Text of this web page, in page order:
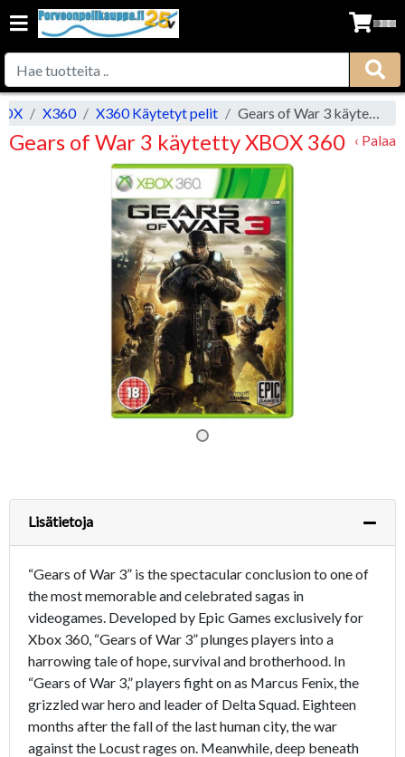
X360 X360 Käytetyt pelit Gears of War 3 käytetty XBOX 360
Gears of War 3 käytetty XBOX 360 ‹ Palaa
Lisätietoja
“Gears of War 3” is the spectacular conclusion to one of
the most memorable and celebrated sagas in
videogames. Developed by Epic Games exclusively for
Xbox 360, “Gears of War 3” plunges players into a
harrowing tale of hope, survival and brotherhood. In
“Gears of War 3,” players fight on as Marcus Fenix, the
grizzled war hero and leader of Delta Squad. Eighteen
months after the fall of the last human city, the war
against the Locust rages on. Meanwhile, deep beneath